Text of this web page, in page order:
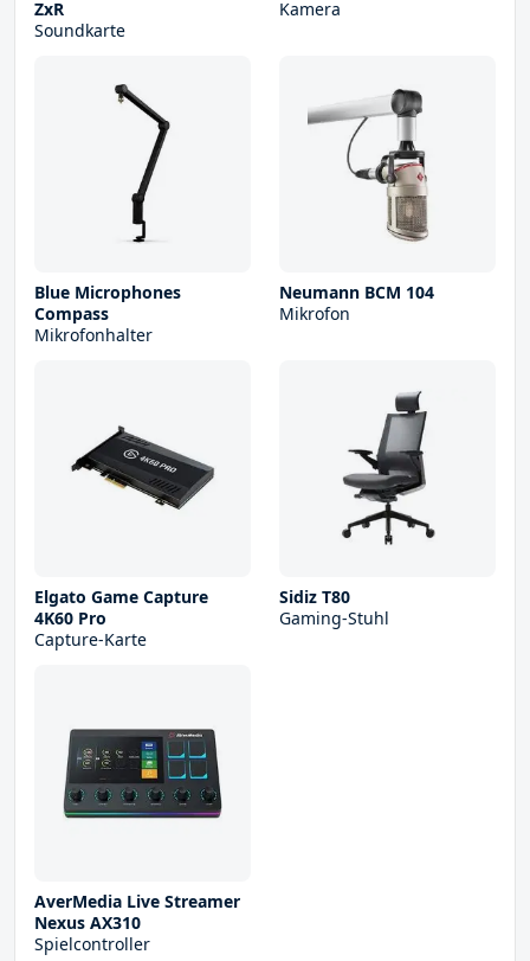
ZxR
Soundkarte
Kamera
Blue Microphones
Compass
Mikrofonhalter
Neumann BCM 104
Mikrofon
Elgato Game Capture
4K60 Pro
Capture-Karte
Sidiz T80
Gaming-Stuhl
AverMedia Live Streamer
Nexus AX310
Spielcontroller